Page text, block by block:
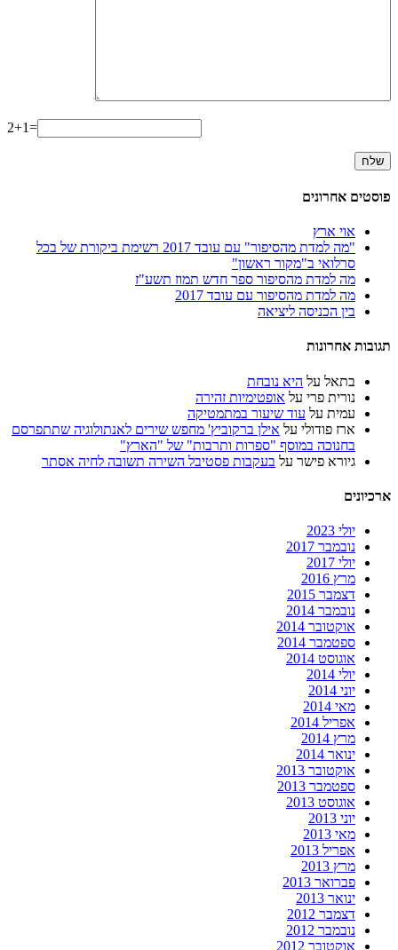
2+1=
פוסטים אחרונים
אוי ארץ
"מה למדת מהסיפור" עם עובד 2017 רשימת ביקורת של בכל
סרלואי ב"מקור ראשון"
מה למדת מהסיפור ספר חדש תמוז תשע"ז
מה למדת מהסיפור עם עובד 2017
בין הכניסה ליציאה
תגובות אחרונות
בתאל על היא נובחת
נורית פרי על אופטימיות זהירה
עמית על עוד שיעור במתמטיקה
ארז פודולי על אילן ברקוביץ' מחפש שירים לאנתולוגיה שתתפרסם
בחנוכה במוסף "ספרות ותרבות" של "הארץ"
גיורא פישר על בעקבות פסטיבל השירה תשובה לחיה אסתר
ארכיונים
יולי 2023
נובמבר 2017
יולי 2017
מרץ 2016
דצמבר 2015
נובמבר 2014
אוקטובר 2014
ספטמבר 2014
אוגוסט 2014
יולי 2014
יוני 2014
מאי 2014
אפריל 2014
מרץ 2014
ינואר 2014
אוקטובר 2013
ספטמבר 2013
אוגוסט 2013
יוני 2013
מאי 2013
אפריל 2013
מרץ 2013
פברואר 2013
ינואר 2013
דצמבר 2012
נובמבר 2012
אוקטובר 2012